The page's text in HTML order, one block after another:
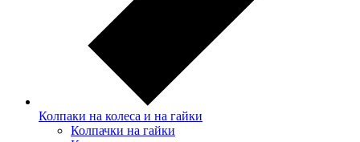
Колпаки на колеса и на гайки
Колпачки на гайки